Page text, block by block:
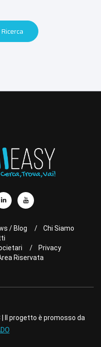
/ Blog
Chi Siamo
Privacy
Riservata
| Il progetto è promosso da